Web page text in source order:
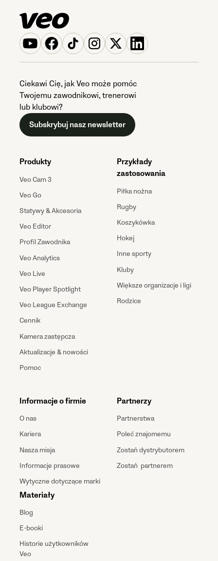
Ciekawi Cię, jak Veo może pomóc
Twojemu zawodnikowi, trenerowi
lub klubowi?
Subskrybuj nasz newsletter
Produkty
Veo Cam 3
Veo Go
Statywy & Akcesoria
Veo Editor
Profil Zawodnika
Veo Analytics
Veo Live
Veo Player Spotlight
Veo League Exchange
Cennik
Kamera zastępcza
Aktualizacje & nowości
Pomoc
Przykłady
zastosowania
Piłka nożna
Rugby
Koszykówka
Hokej
Inne sporty
Kluby
Większe organizacje i ligi
Rodzice
Informacje o firmie
O nas
Kariera
Nasza misja
Informacje prasowe
Wytyczne dotyczące marki
Materiały
Blog
E-booki
Historie użytkowników
Veo
Partnerzy
Partnerstwa
Poleć znajomemu
Zostań dystrybutorem
Zostań partnerem